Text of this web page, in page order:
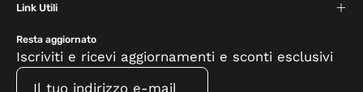
Link Utili
Resta aggiornato
Iscriviti e ricevi aggiornamenti e sconti esclusivi